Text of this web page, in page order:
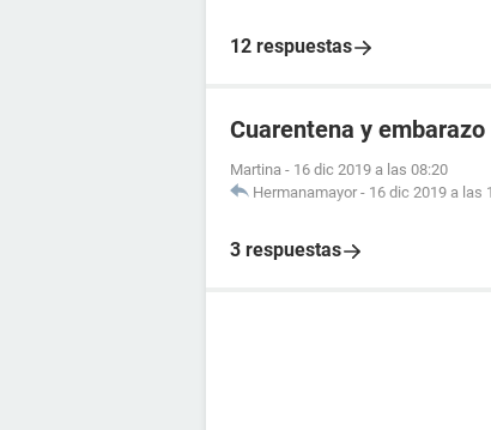
12 respuestas
Cuarentena y embarazo
Martina - 16 dic 2019 a las 08:20
Hermanamayor - 16 dic 2019 a las
3 respuestas